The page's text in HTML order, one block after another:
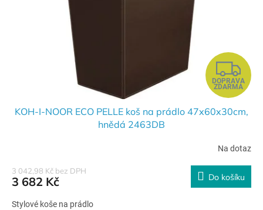
Z
D
A
R
M
A
DOPRAVA
ZDARMA
KOH-I-NOOR ECO PELLE koš na prádlo 47x60x30cm,
hnědá 2463DB
Na dotaz
3 042,98 Kč bez DPH
3 682 Kč Do košíku
Stylové koše na prádlo